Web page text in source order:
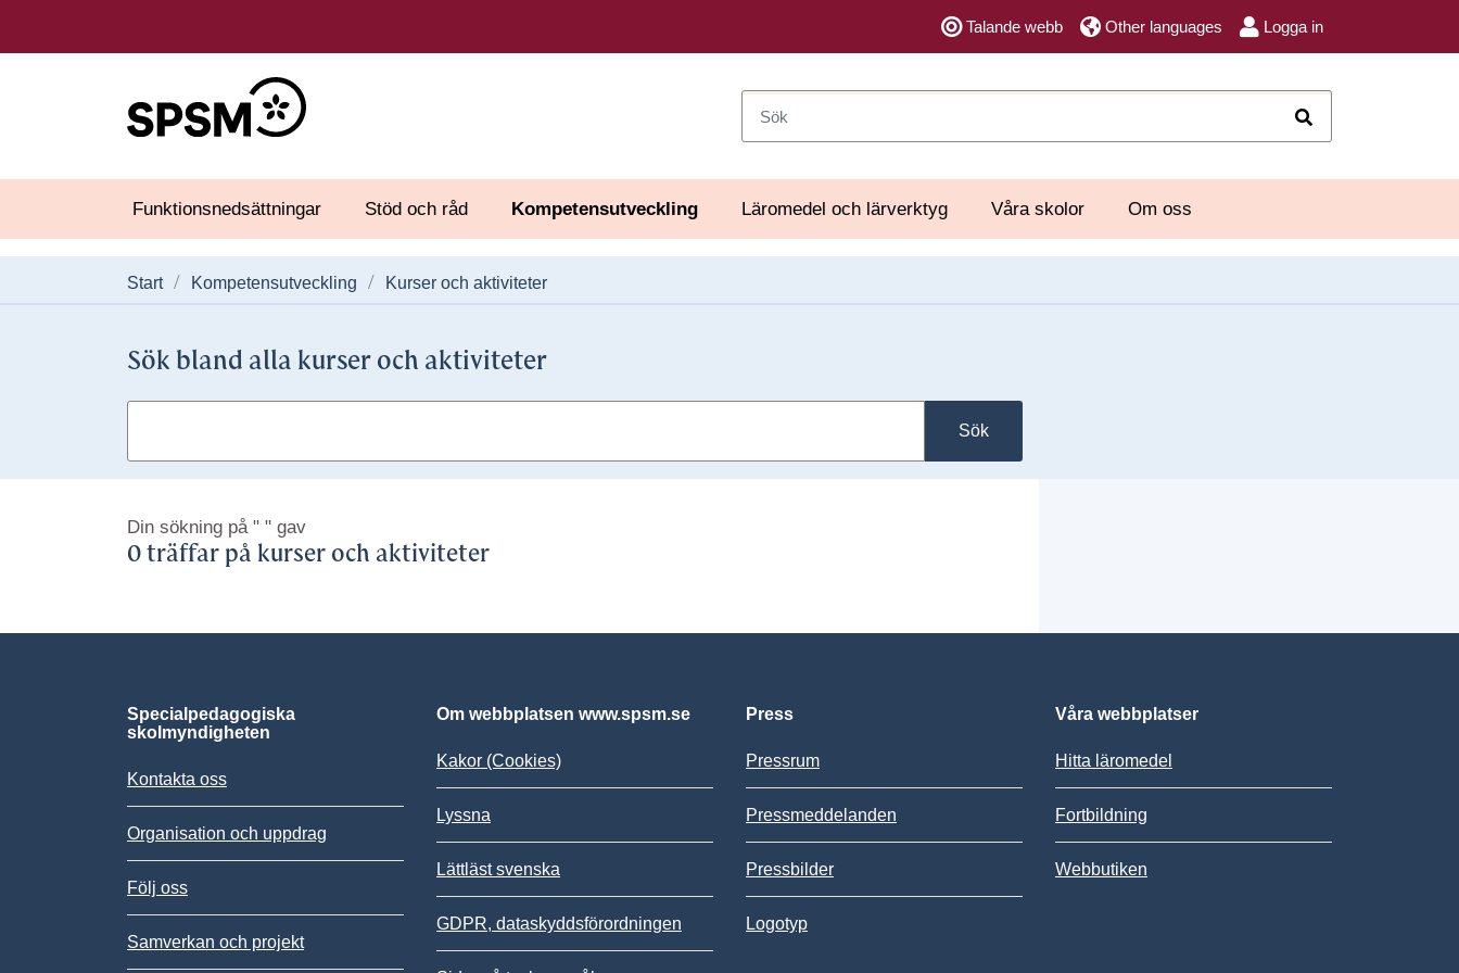
Talande webb Other languages Logga in
Funktionsnedsättningar Stöd och råd Kompetensutveckling Läromedel och lärverktyg Våra skolor Om oss
Start Kompetensutveckling Kurser och aktiviteter
Sök bland alla kurser och aktiviteter
Sök
Din sökning på " " gav
0 träffar på kurser och aktiviteter
Specialpedagogiska
skolmyndigheten
Kontakta oss
Organisation och uppdrag
Följ oss
Samverkan och projekt
Om webbplatsen www.spsm.se
Kakor (Cookies)
Lyssna
Lättläst svenska
GDPR, dataskyddsförordningen
Press
Pressrum
Pressmeddelanden
Pressbilder
Logotyp
Våra webbplatser
Hitta läromedel
Fortbildning
Webbutiken